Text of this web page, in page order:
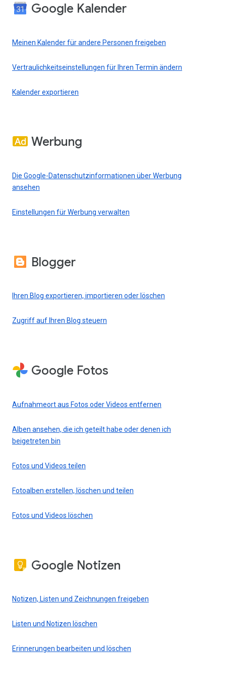
Google Kalender
Meinen Kalender für andere Personen freigeben
Vertraulichkeitseinstellungen für Ihren Termin ändern
Kalender exportieren
Werbung
Die Google-Datenschutzinformationen über Werbung
ansehen
Einstellungen für Werbung verwalten
Blogger
Ihren Blog exportieren, importieren oder löschen
Zugriff auf Ihren Blog steuern
Google Fotos
Aufnahmeort aus Fotos oder Videos entfernen
Alben ansehen, die ich geteilt habe oder denen ich
beigetreten bin
Fotos und Videos teilen
Fotoalben erstellen, löschen und teilen
Fotos und Videos löschen
Google Notizen
Notizen, Listen und Zeichnungen freigeben
Listen und Notizen löschen
Erinnerungen bearbeiten und löschen